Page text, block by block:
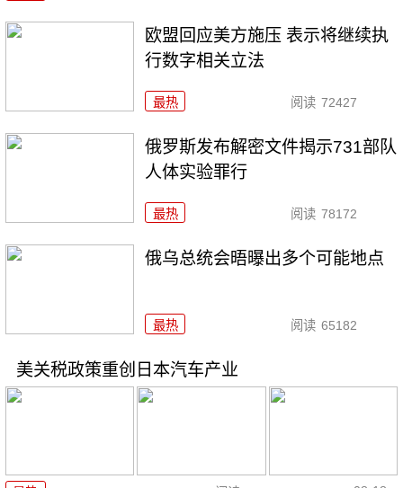
欧盟回应美方施压 表示将继续执
行数字相关立法
最热 阅读 72427
俄罗斯发布解密文件揭示731部队
人体实验罪行
最热 阅读 78172
俄乌总统会晤曝出多个可能地点
最热 阅读 65182
美关税政策重创日本汽车产业